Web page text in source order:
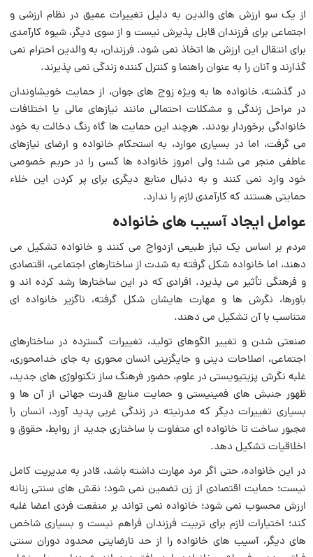
از یک سو ارزش های والدین به دلیل تغییرات عمیق در نظام ارزشی و
اجتماعی برای فرزندان قابل پذیرش نیست و از سوی دیگر، شیوه کارآمدی
برای انتقال این ارزش ها اتخاذ نمی شود. فرزندان، به والدین احترام نمی
گذارند و آنان را به عنوان راهنما و کنترل کننده زندگی نمی پذیرند.
در گذشته، خانواده ها به ویژه زوج های جوان، از حمایت خویشاوندان
در مراحل زندگی و مشکلات احتمالی مانند نیازهای مالی یا اختلافات
خانوادگی برخوردار بودند. هرچند این حمایت ها گاه رنگ دخالت به خود
می گرفت، اما در بسیاری موارد، به استحکام خانواده و ارضای نیازهای
عاطفی منجر می شد؛ ولی امروز خانواده ها کسی را در حریم خصوصی
خود وارد نمی کنند و به دنبال منابع دیگری برای پر کردن این خلاء
حمایتی هستند که کارآمدی لازم را ندارد.
عوامل ایجاد آسیب های خانواده
مردم بر اساس یک نیاز طبیعی ازدواج می کنند و خانواده تشکیل می
دهند، اما خانواده شکل گرفته به شدت از ساختارهای اجتماعی، اقتصادی
و فرهنگی تأثیر می پذیرد. افرادی که در این ساختارها رشد کرده اند و
باورها، نگرش ها و مهارت هایشان شکل گرفته، ناگزیر خانواده ای
متناسب با آن تشکیل می دهند.
صنعتی شدن و تغییر الگوهای تولید، تغییرات گسترده در ساختارهای
اجتماعی، اصلاحات دینی و جایگزینی انسان محوری به جای خدامحوری،
غلبه نگرش پزیتیویستی در علوم، حضور فرهنگ ساز تکنولوژی های جدید،
ظهور جنبش های فمینیستی و حمایت منابع قدرت جهانی از آن ها و
بسیاری تغییرات دیگر که مدرنیته در زندگی غربی پدید آورد، انسان را
مجبور ساخت تا خانواده ای متفاوت با ساختاری جدید از روابط، حقوق و
اخلاقیات تشکیل دهد.
در این خانواده، حتی اگر مرد مهارت داشته باشد، قادر به مدیریت کامل
نیست؛ حمایت اقتصادی از زن تضمین نمی شود؛ نقش های سنتی زنانه
ارزش محسوب نمی شود؛ خانواده نمی تواند بر منفعت فردی اعضا غلبه
کند؛ اختیارات لازم برای تربیت فرزندان فراهم نیست و بسیاری شاخص
های دیگر، آسیب های خانواده را از حد نارضایتی محدود دوران سنتی